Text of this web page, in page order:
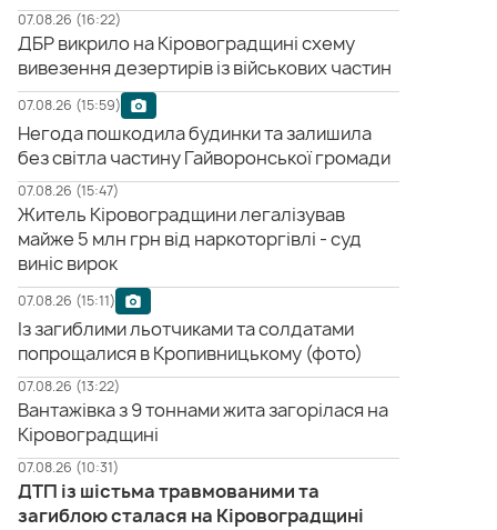
07.08.26 (16:22)
ДБР викрило на Кіровоградщині схему
вивезення дезертирів із військових частин
07.08.26 (15:59)
Негода пошкодила будинки та залишила
без світла частину Гайворонської громади
07.08.26 (15:47)
Житель Кіровоградщини легалізував
майже 5 млн грн від наркоторгівлі - суд
виніс вирок
07.08.26 (15:11)
Із загиблими льотчиками та солдатами
попрощалися в Кропивницькому (фото)
07.08.26 (13:22)
Вантажівка з 9 тоннами жита загорілася на
Кіровоградщині
07.08.26 (10:31)
ДТП із шістьма травмованими та
загиблою сталася на Кіровоградщині